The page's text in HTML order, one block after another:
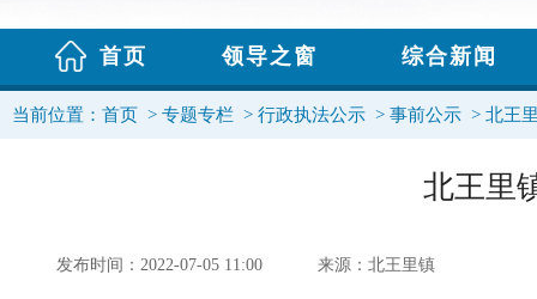
当前位置： 首页 > 专题专栏 > 行政执法公示 > 事前公示 > 北王
北王里
发布时间：2022-07-05 11:00 来源：北王里镇